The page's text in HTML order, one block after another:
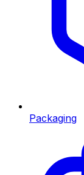
Packaging